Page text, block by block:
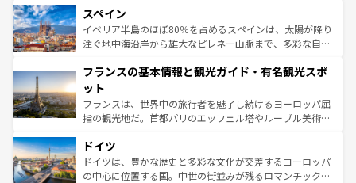
ろん、トスカーナの美しい田園風景やアマルフィ海岸の絶
景など、自然景観も見逃せない。観光の合間には、本場の
ピザやパスタなど、絶品のイタリア料理を堪能することも
ませてくれるイタリアで、忘れられない旅をしてみよう！
なお、新着のイタリア情報は
しい。
スペイン
イベリア半島のほぼ80％を占めるスペインは、太陽が降り
注ぐ地中海沿岸から雄大なピレネー山脈まで、多彩な自然
文化が根付くこの国では、情熱的なフラメンコ、熱気あふ
れる闘牛、そして美味しいタパスが生活の一部となってい
る。首都マドリードの洗練された雰囲気や、バルセロナの
アートに溢れた街角から、地方では古代ローマ遺跡や中世
せる。地方によって風土や気候が異なるスペインはその個
性で訪れる人を魅了する。 なお、新着のスペイン情報は コ
ンテンツ一覧を参照してほしい。
フランスの基本情報と観光ガイド・有名観光スポ
ット
フランスは、世界中の旅行者を魅了し続けるヨーロッパ屈
指の観光地だ。首都パリのエッフェル塔やルーブル美術館
で、幅広い魅力が詰まっている。華麗な宮殿、歴史的な大
聖堂、美しいビーチ、そして豊かな自然が、訪れる者を心
から魅了する。また、フランスは美食の国としても知ら
ドイツ
ドイツは、豊かな歴史と多彩な文化が交差するヨーロッパ
の中心に位置する国。中世の街並みが残るロマンチック街